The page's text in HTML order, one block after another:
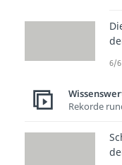
6/
Rekorde